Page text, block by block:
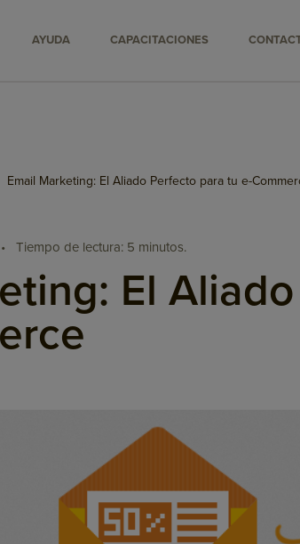
AYUDA CAPACITACIONES
Email Marketing: El Aliado Perfecto para tu e-
• Tiempo de lectura: 5 minutos.
El